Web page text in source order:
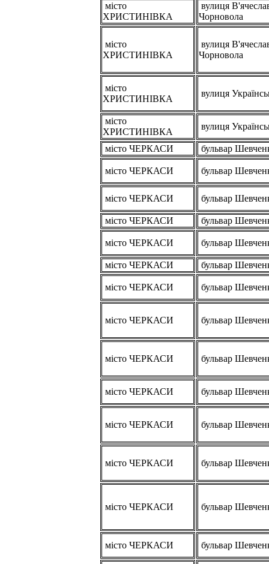
місто
ХРИСТИНІВКА
вулиця
Чорновола
місто
ХРИСТИНІВКА
вулиця
Чорновола
місто
ХРИСТИНІВКА
вулиця
місто
ХРИСТИНІВКА
вулиця
місто ЧЕРКАСИ бульвар
місто ЧЕРКАСИ бульвар
місто ЧЕРКАСИ бульвар
місто ЧЕРКАСИ бульвар
місто ЧЕРКАСИ бульвар
місто ЧЕРКАСИ бульвар
місто ЧЕРКАСИ бульвар
місто ЧЕРКАСИ бульвар
місто ЧЕРКАСИ бульвар
місто ЧЕРКАСИ бульвар
місто ЧЕРКАСИ бульвар
місто ЧЕРКАСИ бульвар
місто ЧЕРКАСИ бульвар
місто ЧЕРКАСИ бульвар